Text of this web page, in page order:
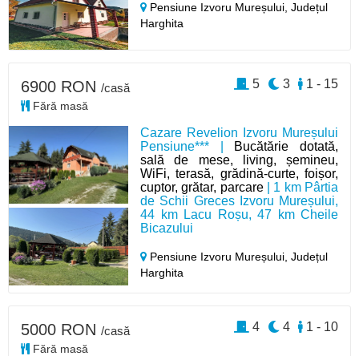
Pensiune Izvoru Mureșului,Județul
Harghita
Cazare Revelion Izvoru Mureșului
Pensiune*** | Bucătărie dotată,
sală de mese, living, șemineu,
WiFi, terasă, grădină-curte, foișor,
cuptor, grătar, parcare| 1 km Pârtia
de Schii Greces Izvoru Mureșului,
44 km Lacu Roșu, 47 km Cheile
Bicazului
Pensiune Izvoru Mureșului,Județul
Harghita
6900 RON /casă
Fără masă
1 - 15
3
5
5000 RON /casă
Fără masă
1 - 10
4
4